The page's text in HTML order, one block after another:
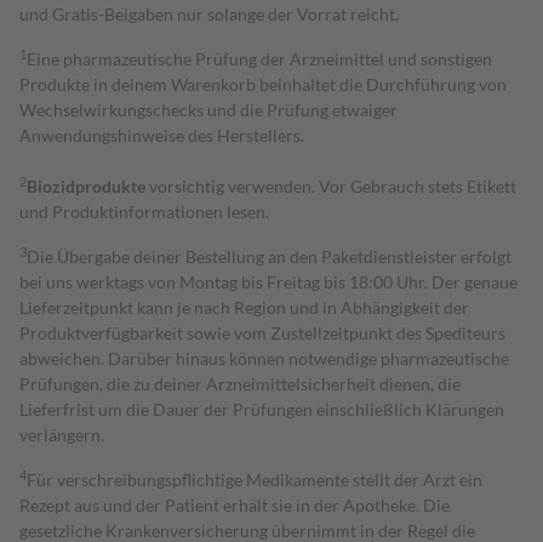
und Gratis-Beigaben nur solange der Vorrat reicht.
1 Eine pharmazeutische Prüfung der Arzneimittel und sonstigen
Produkte in deinem Warenkorb beinhaltet die Durchführung von
Wechselwirkungschecks und die Prüfung etwaiger
Anwendungshinweise des Herstellers.
2Biozidproduktevorsichtig verwenden. Vor Gebrauch stets Etikett
und Produktinformationen lesen.
3Die Übergabe deiner Bestellung an den Paketdienstleister erfolgt
bei uns werktags von Montag bis Freitag bis 18:00 Uhr. Der genaue
Lieferzeitpunkt kann je nach Region und in Abhängigkeit der
Produktverfügbarkeit sowie vom Zustellzeitpunkt des Spediteurs
abweichen. Darüber hinaus können notwendige pharmazeutische
Prüfungen, die zu deiner Arzneimittelsicherheit dienen, die
Lieferfrist um die Dauer der Prüfungen einschließlich Klärungen
verlängern.
4Für verschreibungspflichtige Medikamente stellt der Arzt ein
Rezept aus und der Patient erhält sie in der Apotheke. Die
gesetzliche Krankenversicherung übernimmt in der Regel die